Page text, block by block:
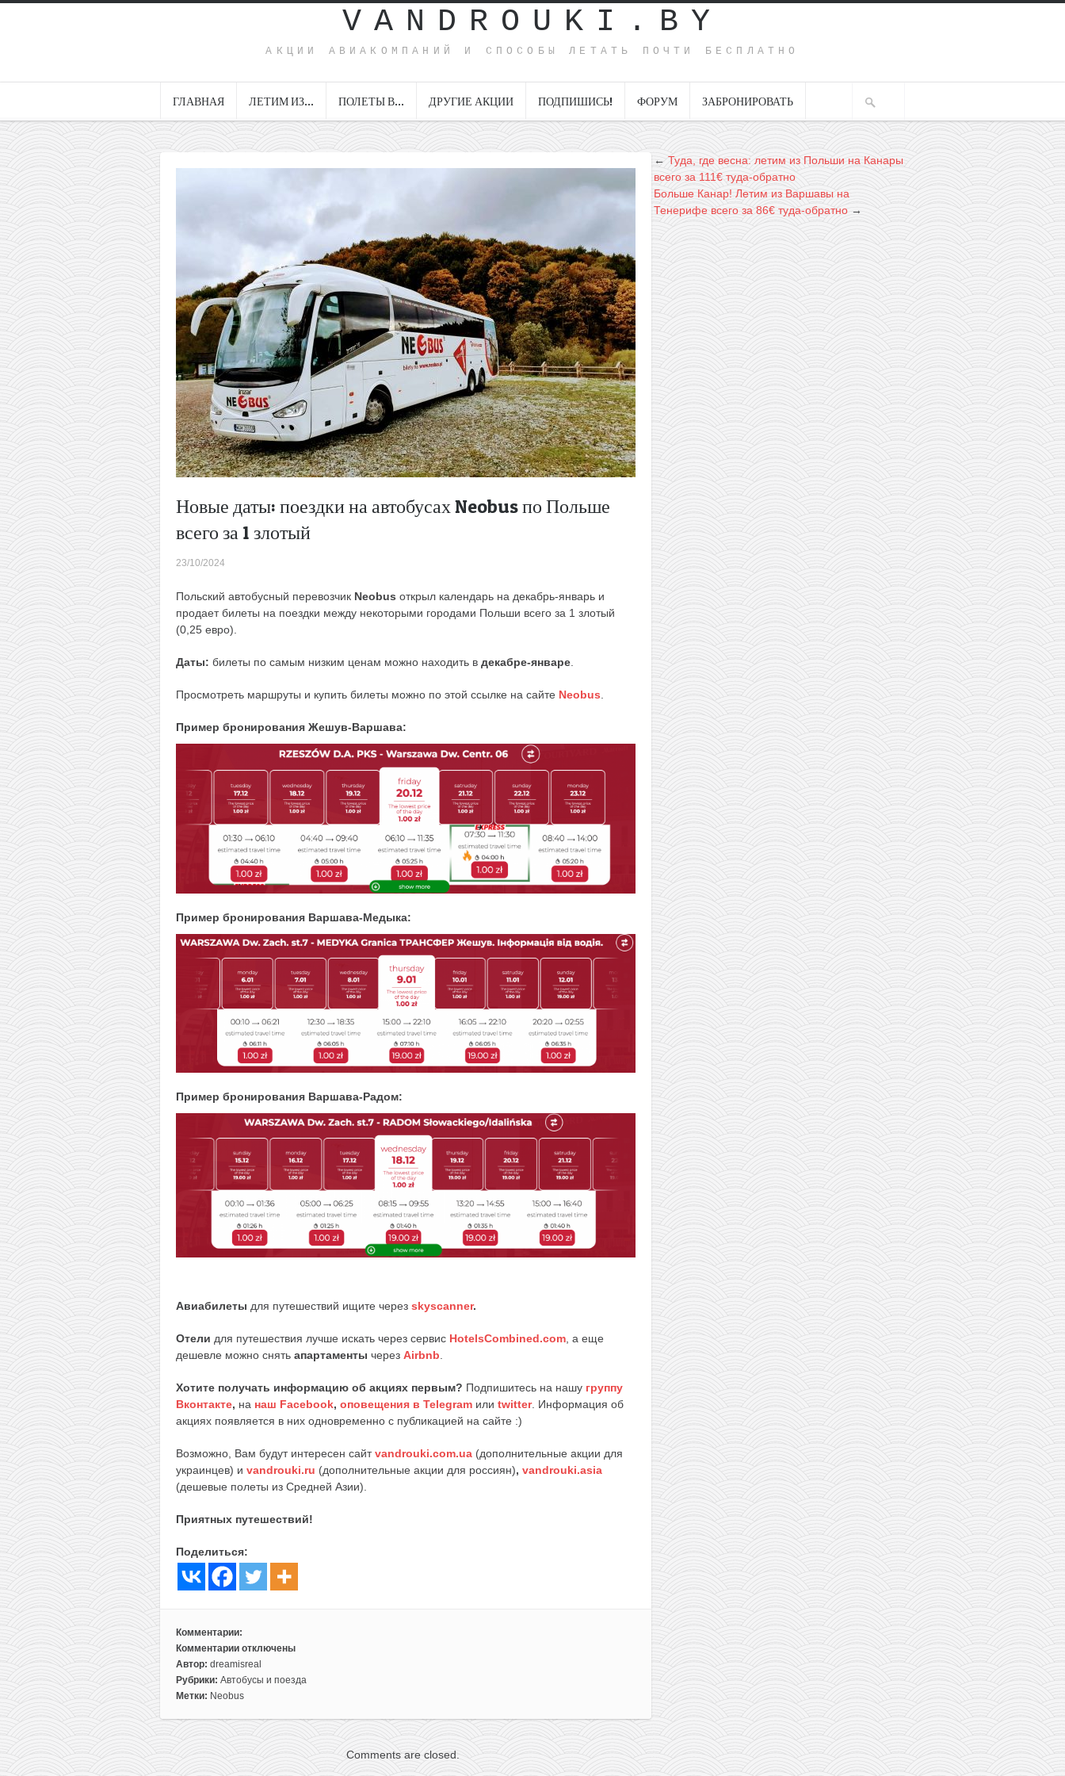
VANDROUKI.BY
АКЦИИ АВИАКОМПАНИЙ И СПОСОБЫ ЛЕТАТЬ ПОЧТИ БЕСПЛАТНО
ГЛАВНАЯ ЛЕТИМ ИЗ… ПОЛЕТЫ В… ДРУГИЕ АКЦИИ ПОДПИШИСЬ! ФОРУМ ЗАБРОНИРОВАТЬ
Новые даты: поездки на автобусах Neobus по Польше
всего за 1 злотый
23/10/2024
Польский автобусный перевозчик Neobus открыл календарь на декабрь-январь и
продает билеты на поездки между некоторыми городами Польши всего за 1 злотый
(0,25 евро).
Даты: билеты по самым низким ценам можно находить в декабре-январе
Просмотреть маршруты и купить билеты можно по этой ссылке на сайте Neobus
Пример бронирования Жешув-Варшава:
Пример бронирования Варшава-Медыка:
Пример бронирования Варшава-Радом:
Авиабилеты для путешествий ищите через skyscanner.
Отели для путешествия лучше искать через сервис HotelsCombined.com , а еще
дешевле можно снять апартаменты через Airbnb
Хотите получать информацию об акциях первым? Подпишитесь на нашу группу
Вконтакте, на наш Facebook, оповещения в Telegram или twitter. Информация об
акциях появляется в них одновременно с публикацией на сайте :)
Возможно, Вам будут интересен сайтvandrouki.com.ua (дополнительные акции для
украинцев) и vandrouki.ru (дополнительные акции для россиян), vandrouki.asia
(дешевые полеты из Средней Азии).
Приятных путешествий!
Поделиться:
Комментарии:
Комментарии
к
записи
Новые
поездки
автобусах
отключены
Автор: dreamisreal
Рубрики: Автобусы и поезда
Метки: Neobus
Comments are closed.
←Туда, где весна: летим из Польши на Канары
всего за 111€ туда-обратно
Больше Канар! Летим из Варшавы на
Тенерифе всего за 86€ туда-обратно →